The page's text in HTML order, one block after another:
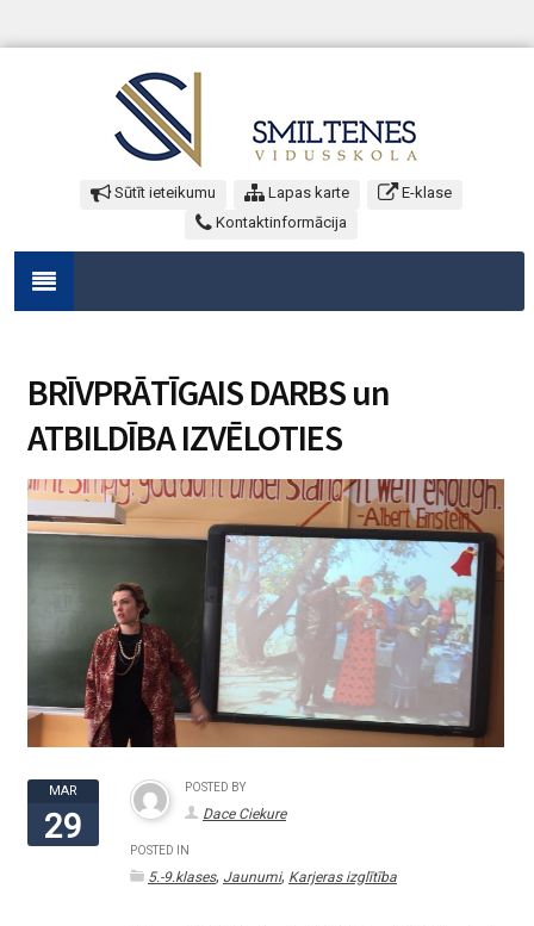
Sūtīt ieteikumu Lapas karte
E-klase
Kontaktinformācija
BRĪVPRĀTĪGAIS DARBS un
ATBILDĪBA IZVĒLOTIES
MAR
29
POSTED BY
Dace Ciekure
POSTED IN
5.-9.klases, Jaunumi, Karjeras izglītība